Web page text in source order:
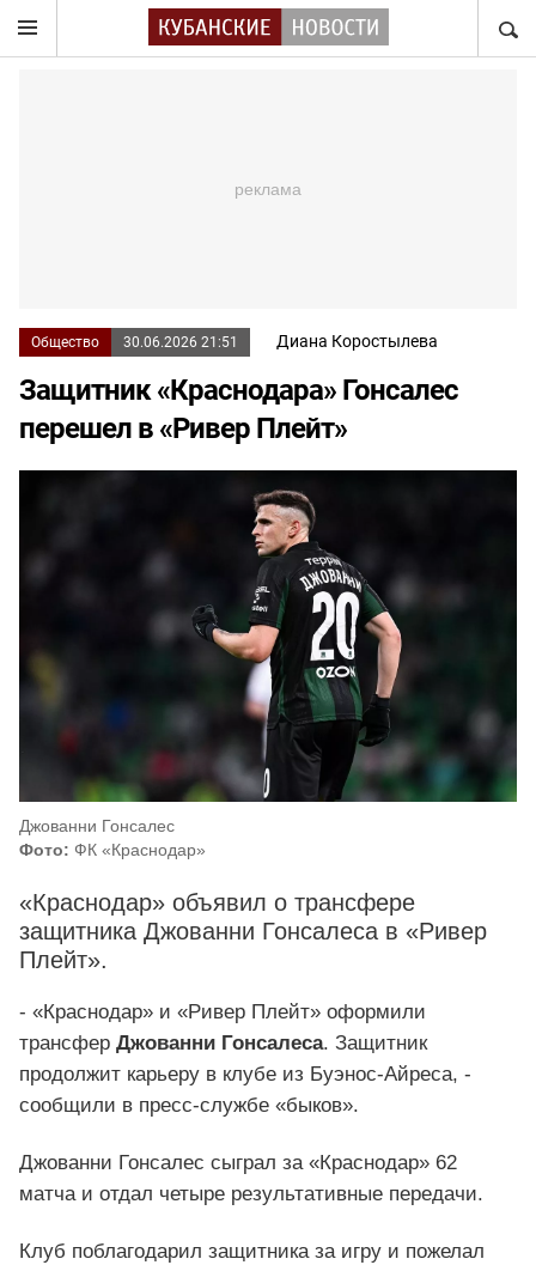
Общество 30.06.2026 21:51 Диана Коростылева
Защитник «Краснодара» Гонсалес
перешел в «Ривер Плейт»
Джованни Гонсалес
Фото: ФК «Краснодар»
«Краснодар» объявил о трансфере
защитника Джованни Гонсалеса в «Ривер
Плейт».
- «Краснодар» и «Ривер Плейт» оформили
трансфер Джованни Гонсалеса. Защитник
продолжит карьеру в клубе из Буэнос-Айреса, -
сообщили в пресс-службе «быков».
Джованни Гонсалес сыграл за «Краснодар» 62
матча и отдал четыре результативные передачи.
Клуб поблагодарил защитника за игру и пожелал